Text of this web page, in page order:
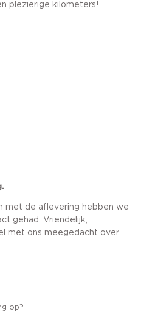
plezierige kilometers!
met de aflevering hebben we
gehad. Vriendelijk,
met ons meegedacht over
op?